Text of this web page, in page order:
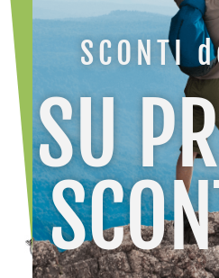
HOME /ACCESSORI
SCONTI
SU